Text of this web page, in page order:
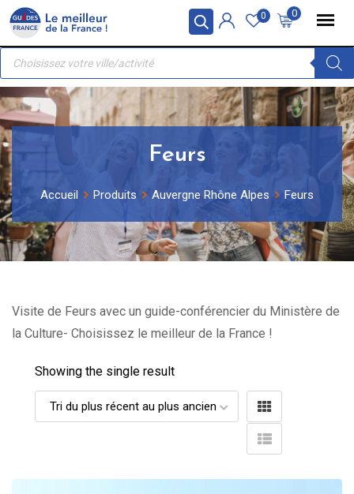
Panneau de gestion des cookies
Skip
content
0
0
Recherche
produits
Feurs
Accueil Produits Auvergne Rhône Alpes Feurs
Visite de Feurs avec un guide-conférencier du Ministère de
la Culture- Choisissez le meilleur de la France !
Showing the single result